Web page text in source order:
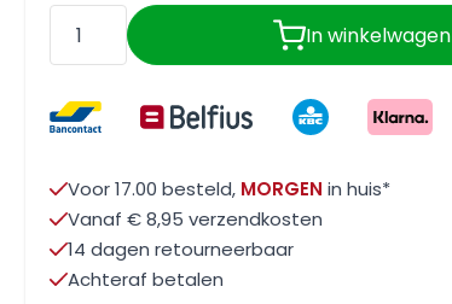
In winkelwagen
Voor 17.00 besteld, MORGEN in huis*
Vanaf € 8,95 verzendkosten
14 dagen retourneerbaar
Achteraf betalen